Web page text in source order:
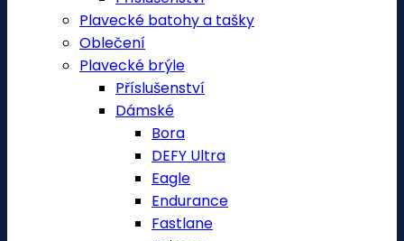
Plavecké batohy a tašky
Oblečení
Plavecké brýle
Příslušenství
Dámské
Bora
DEFY Ultra
Eagle
Endurance
Fastlane